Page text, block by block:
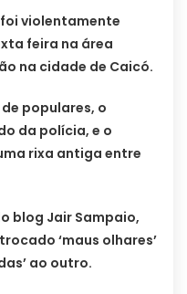
foi violentamente
feira na área
na cidade de Caicó.
populares, o
da polícia, e o
rixa antiga entre
blog Jair Sampaio,
‘maus olhares’
ao outro.